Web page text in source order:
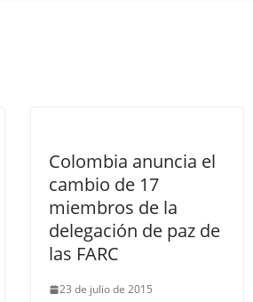
Colombia anuncia el
cambio de 17
miembros de la
delegación de paz de
las FARC
23 de julio de 2015